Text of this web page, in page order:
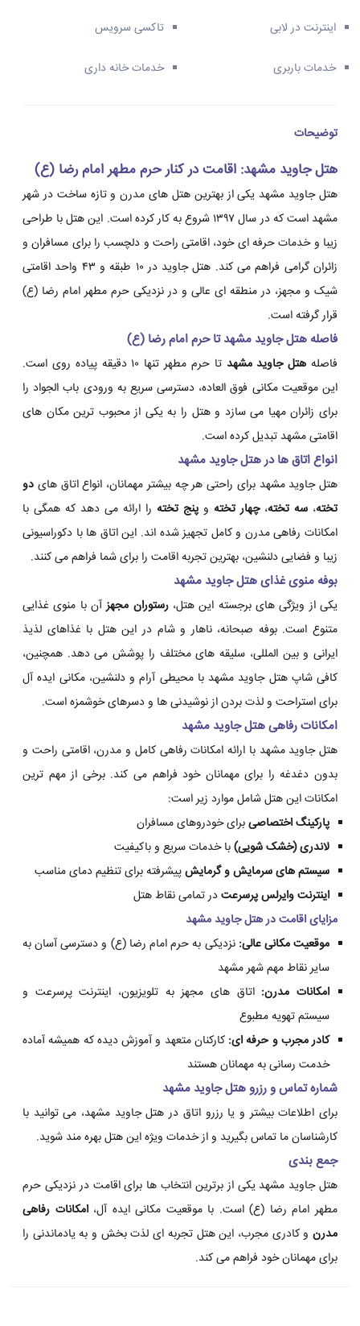
اینترنت در لابی تاکسی سرویس
خدمات باربری خدمات خانه داری
توضیحات
هتل جاوید مشهد: اقامت در کنار حرم مطهر امام رضا (ع)
هتل جاوید مشهد یکی از بهترین هتل های مدرن و تازه ساخت در شهر
مشهد است که در سال ۱۳۹۷ شروع به کار کرده است. این هتل با طراحی
زیبا و خدمات حرفه ای خود، اقامتی راحت و دلچسب را برای مسافران و
زائران گرامی فراهم می کند. هتل جاوید در ۱۰ طبقه و ۴۳ واحد اقامتی
شیک و مجهز، در منطقه ای عالی و در نزدیکی حرم مطهر امام رضا (ع)
قرار گرفته است.
فاصله هتل جاوید مشهد تا حرم امام رضا (ع)
فاصله هتل جاوید مشهد
تا حرم مطهر تنها ۱۰ دقیقه پیاده روی است.
این موقعیت مکانی فوق العاده، دسترسی سریع به ورودی باب الجواد را
برای زائران مهیا می سازد و هتل را به یکی از محبوب ترین مکان های
اقامتی مشهد تبدیل کرده است.
انواع اتاق ها در هتل جاوید مشهد
هتل جاوید مشهد برای راحتی هر چه بیشتر مهمانان، انواع اتاق های دو
تخته، سه تخته،چهار تخته و پنج تخته را ارائه می دهد که همگی با
امکانات رفاهی مدرن و کامل تجهیز شده اند. این اتاق ها با دکوراسیونی
زیبا و فضایی دلنشین، بهترین تجربه اقامت را برای شما فراهم می کنند.
بوفه منوی غذای هتل جاوید مشهد
یکی از ویژگی های برجسته این هتل،رستوران مجهزآن با منوی غذایی
متنوع است. بوفه صبحانه، ناهار و شام در این هتل با غذاهای لذیذ
ایرانی و بین المللی، سلیقه های مختلف را پوشش می دهد. همچنین،
کافی شاپ هتل جاوید مشهد با محیطی آرام و دلنشین، مکانی ایده آل
برای استراحت و لذت بردن از نوشیدنی ها و دسرهای خوشمزه است.
امکانات رفاهی هتل جاوید مشهد
هتل جاوید مشهد با ارائه امکانات رفاهی کامل و مدرن، اقامتی راحت و
بدون دغدغه را برای مهمانان خود فراهم می کند. برخی از مهم ترین
امکانات این هتل شامل موارد زیر است:
پارکینگ اختصاصیبرای خودروهای مسافران
لاندری (خشک شویی)با خدمات سریع و باکیفیت
سیستم های سرمایش و گرمایشپیشرفته برای تنظیم دمای مناسب
اینترنت وایرلس پرسرعتدر تمامی نقاط هتل
مزایای اقامت در هتل جاوید مشهد
موقعیت مکانی عالی: نزدیکی به حرم امام رضا (ع) و دسترسی آسان به
سایر نقاط مهم شهر مشهد
امکانات مدرن: اتاق های مجهز به تلویزیون، اینترنت پرسرعت و
سیستم تهویه مطبوع
کادر مجرب و حرفه ای: کارکنان متعهد و آموزش دیده که همیشه آماده
خدمت رسانی به مهمانان هستند
شماره تماس و رزرو هتل جاوید مشهد
برای اطلاعات بیشتر و یا رزرو اتاق در هتل جاوید مشهد، می توانید با
کارشناسان ما تماس بگیرید و از خدمات ویژه این هتل بهره مند شوید.
جمع بندی
هتل جاوید مشهد یکی از برترین انتخاب ها برای اقامت در نزدیکی حرم
مطهر امام رضا (ع) است. با موقعیت مکانی ایده آل،امکانات رفاهی
مدرن و کادری مجرب، این هتل تجربه ای لذت بخش و به یادماندنی را
برای مهمانان خود فراهم می کند.